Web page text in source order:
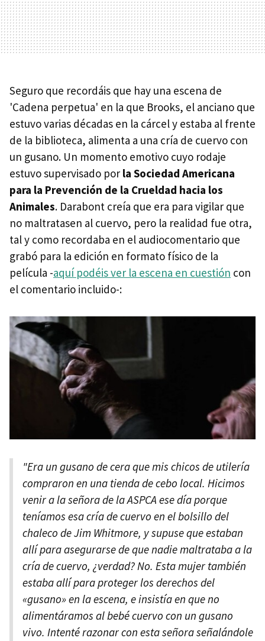
Seguro que recordáis que hay una escena de
'Cadena perpetua' en la que Brooks, el anciano que
estuvo varias décadas en la cárcel y estaba al frente
de la biblioteca, alimenta a una cría de cuervo con
un gusano. Un momento emotivo cuyo rodaje
estuvo supervisado por la Sociedad Americana
para la Prevención de la Crueldad hacia los
Animales. Darabont creía que era para vigilar que
no maltratasen al cuervo, pero la realidad fue otra,
tal y como recordaba en el audiocomentario que
grabó para la edición en formato físico de la
película -aquí podéis ver la escena en cuestión con
el comentario incluido-:
"Era un gusano de cera que mis chicos de utilería
compraron en una tienda de cebo local. Hicimos
venir a la señora de la ASPCA ese día porque
teníamos esa cría de cuervo en el bolsillo del
chaleco de Jim Whitmore, y supuse que estaban
allí para asegurarse de que nadie maltrataba a la
cría de cuervo, ¿verdad? No. Esta mujer también
estaba allí para proteger los derechos del
«gusano» en la escena, e insistía en que no
alimentáramos al bebé cuervo con un gusano
vivo. Intenté razonar con esta señora señalándole